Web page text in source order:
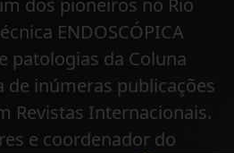
dos pioneiros no Rio
ENDOSCÓPICA
patologias da Coluna
de inúmeras publicações
Revistas Internacionais.
e coordenador do